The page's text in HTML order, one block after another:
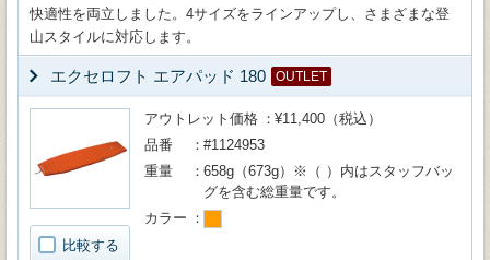
快適性を両立しました。4サイズをラインアップし、さまざまな登
山スタイルに対応します。
エクセロフト エアパッド 180 OUTLET
比較する
アウトレット価格
¥11,400（税込）
品番
#1124953
重量
658g（673g）※（ ）内はスタッフバッ
グを含む総重量です。
カラー